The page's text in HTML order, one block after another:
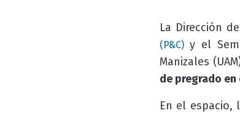
La Dirección
(P&C)y el
Manizales
de pregrado en
En el espacio,